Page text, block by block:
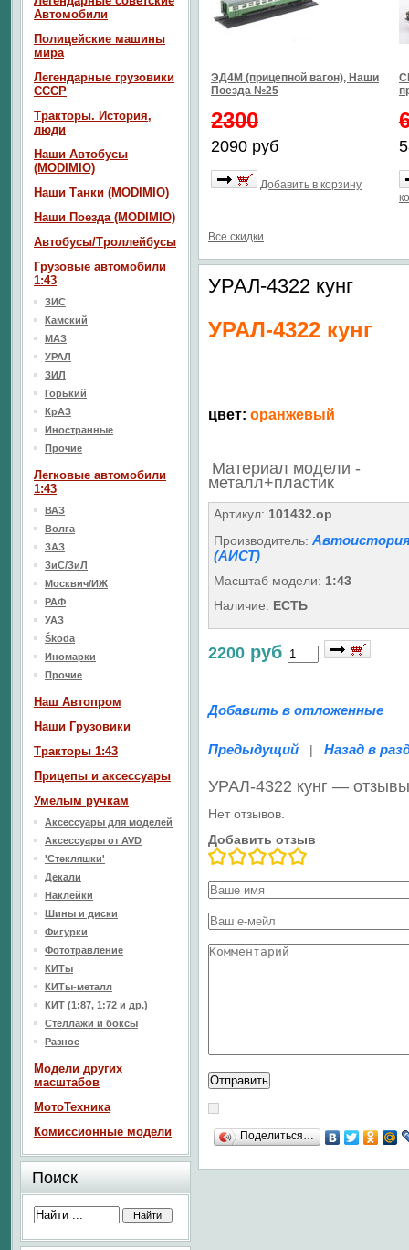
ЭД4М (прицепной вагон), Наши
Поезда №25
2300
2090 руб
Добавить в корзину
Все скидки
УРАЛ-4322 кунг
УРАЛ-4322 кунг
цвет: оранжевый
Материал модели -
металл+пластик
Артикул: 101432.ор
Производитель:
(АИСТ)
Масштаб модели: 1:43
Наличие: ЕСТЬ
2200 руб
Добавить в отложенные
Предыдущий | Назад в
УРАЛ-4322 кунг — отзывы
Нет отзывов.
Добавить отзыв
Поделиться…
Автомобили
Полицейские машины
мира
Легендарные грузовики
СССР
Тракторы. История,
люди
Наши Автобусы
(MODIMIO)
Наши Танки (MODIMIO)
Наши Поезда (MODIMIO)
Автобусы/Троллейбусы
Грузовые автомобили
1:43
ЗИС
Камский
МАЗ
УРАЛ
ЗИЛ
Горький
КрАЗ
Иностранные
Прочие
Легковые автомобили
1:43
ВАЗ
Волга
ЗАЗ
ЗиС/ЗиЛ
Москвич/ИЖ
РАФ
УАЗ
Škoda
Иномарки
Прочие
Наш Aвтопром
Наши Грузовики
Тракторы 1:43
Прицепы и аксессуары
Умелым ручкам
Аксессуары для моделей
Аксессуары от AVD
'Стекляшки'
Декали
Наклейки
Шины и диски
Фигурки
Фототравление
КИТы
КИТы-металл
КИТ (1:87, 1:72 и др.)
Стеллажи и боксы
Разное
Модели других
масштабов
МотоТехника
Комиссионные модели
Поиск